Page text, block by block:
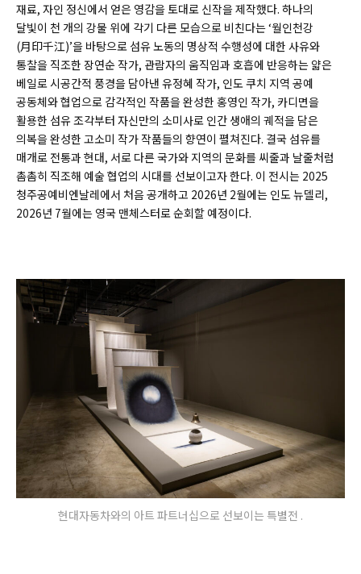
재료, 자인 정신에서 얻은 영감을 토대로 신작을 제작했다. 하나의
달빛이 천 개의 강물 위에 각기 다른 모습으로 비친다는 ‘월인천강
(月印千江)’을 바탕으로 섬유 노동의 명상적 수행성에 대한 사유와
통찰을 직조한 장연순 작가, 관람자의 움직임과 호흡에 반응하는 얇은
베일로 시공간적 풍경을 담아낸 유정혜 작가, 인도 쿠치 지역 공예
공동체와 협업으로 감각적인 작품을 완성한 홍영인 작가, 카디면을
활용한 섬유 조각부터 자신만의 소미사로 인간 생애의 궤적을 담은
의복을 완성한 고소미 작가 작품들의 향연이 펼쳐진다. 결국 섬유를
매개로 전통과 현대, 서로 다른 국가와 지역의 문화를 씨줄과 날줄처럼
촘촘히 직조해 예술 협업의 시대를 선보이고자 한다. 이 전시는 2025
청주공예비엔날레에서 처음 공개하고 2026년 2월에는 인도 뉴델리,
2026년 7월에는 영국 맨체스터로 순회할 예정이다.
현대자동차와의 아트 파트너십으로 선보이는 특별전 .